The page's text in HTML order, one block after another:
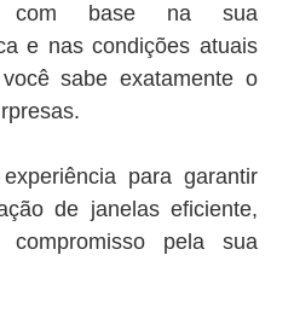
com base na sua
e nas condições atuais
sabe exatamente o
para garantir
de janelas eficiente,
pela sua